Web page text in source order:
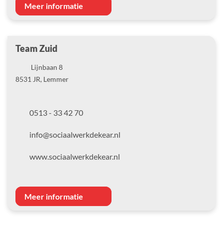
Meer informatie
Team Zuid
Locatie
Lijnbaan 8
8531 JR, Lemmer
0513 - 33 42 70
info@sociaalwerkdekear.nl
www.sociaalwerkdekear.nl
Meer informatie